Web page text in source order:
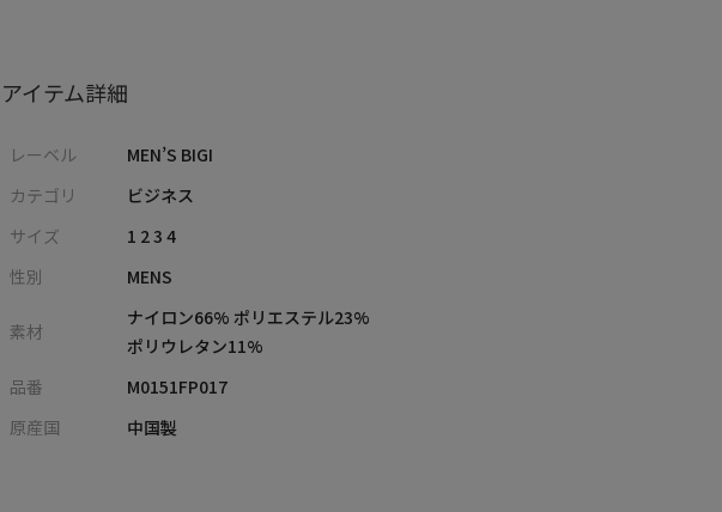
アイテム詳細
レーベル
MEN’S BIGI
カテゴリ
ビジネス
サイズ
1 2 3 4
性別
MENS
素材
ナイロン66% ポリエステル23%
ポリウレタン11%
品番
M0151FP017
原産国
中国製